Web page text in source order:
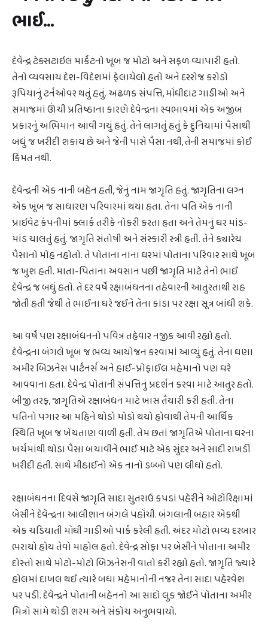
ભાઈ...
દેવેન્દ્ર ટેક્સટાઇલ માર્કેટનો ખૂબ જ મોટો અને સફળ વ્યાપારી હતો.
તેનો વ્યવસાય દેશ-વિદેશમાં ફેલાયેલો હતો અને દરરોજ કરોડો
રૂપિયાનું ટર્નઓવર થતું હતું. અઢળક સંપત્તિ, મોંઘીદાટ ગાડીઓ અને
સમાજમાં ઊંચી પ્રતિષ્ઠાના કારણે દેવેન્દ્રના સ્વભાવમાં એક અજીબ
પ્રકારનું અભિમાન આવી ગયું હતું. તેને લાગતું હતું કે દુનિયામાં પૈસાથી
બધું જ ખરીદી શકાય છે અને જેની પાસે પૈસા નથી, તેની સમાજમાં કોઈ
કિંમત નથી.
દેવેન્દ્રની એક નાની બહેન હતી, જેનું નામ જાગૃતિ હતું. જાગૃતિના લગ્ન
એક ખૂબ જ સાધારણ પરિવારમાં થયા હતા. તેના પતિ એક નાની
પ્રાઇવેટ કંપનીમાં ક્લાર્ક તરીકે નોકરી કરતા હતા અને તેમનું ઘર માંડ-
માંડ ચાલતું હતું. જાગૃતિ સંતોષી અને સંસ્કારી સ્ત્રી હતી. તેને ક્યારેય
પૈસાનો મોહ નહોતો. તે પોતાના નાના ઘરમાં પોતાના પરિવાર સાથે ખૂબ
જ ખુશ હતી. માતા-પિતાના અવસાન પછી જાગૃતિ માટે તેનો ભાઈ
દેવેન્દ્ર જ બધું હતો. તે દર વર્ષે રક્ષાબંધનના તહેવારની આતુરતાથી રાહ
જોતી હતી જેથી તે ભાઈના ઘરે જઈને તેના કાંડા પર રક્ષા સૂત્ર બાંધી શકે.
આ વર્ષે પણ રક્ષાબંધનનો પવિત્ર તહેવાર નજીક આવી રહ્યો હતો.
દેવેન્દ્રના બંગલે ખૂબ જ ભવ્ય આયોજન કરવામાં આવ્યું હતું. તેના ઘણા
અમીર બિઝનેસ પાર્ટનર્સ અને હાઈ-પ્રોફાઈલ મહેમાનો પણ ઘરે
આવવાના હતા. દેવેન્દ્ર પોતાની સંપત્તિનું પ્રદર્શન કરવા માટે આતુર હતો.
બીજી તરફ, જાગૃતિએ રક્ષાબંધન માટે ખાસ તૈયારી કરી હતી. તેના
પતિનો પગાર આ મહિને થોડો મોડો થયો હોવાથી તેમની આર્થિક
સ્થિતિ ખૂબ જ ખેંચતાણ વાળી હતી. તેમ છતાં જાગૃતિએ પોતાના ઘરના
ખર્ચમાંથી થોડા પૈસા બચાવીને ભાઈ માટે એક સુંદર અને સાદી રાખડી
ખરીદી હતી. સાથે મીઠાઈનો એક નાનો ડબ્બો પણ લીધો હતો.
રક્ષાબંધનના દિવસે જાગૃતિ સાદા સુતરાઉ કપડાં પહેરીને ઓટોરિક્ષામાં
બેસીને દેવેન્દ્રના આલીશાન બંગલે પહોંચી. બંગલાની બહાર એકથી
એક ચડિયાતી મોંઘી ગાડીઓ પાર્ક કરેલી હતી. અંદર મોટો ભવ્ય દરબાર
ભરાયો હોય તેવો માહોલ હતો. દેવેન્દ્ર સોફા પર બેસીને પોતાના અમીર
દોસ્તો સાથે મોટો-મોટો બિઝનેસની વાતો કરી રહ્યો હતો. જાગૃતિ જ્યારે
હોલમાં દાખલ થઈ ત્યારે બધા મહેમાનોની નજર તેના સાદા પહેરવેશ
પર પડી. દેવેન્દ્રને પોતાની બહેનનો આ સાદો લુક જોઈને પોતાના અમીર
મિત્રો સામે થોડી શરમ અને સંકોચ અનુભવાયો.